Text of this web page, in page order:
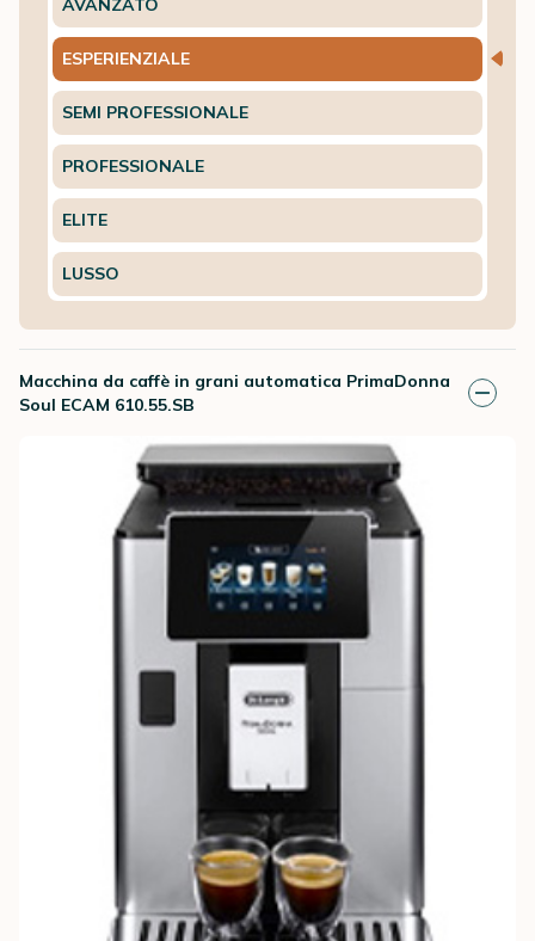
AVANZATO
ESPERIENZIALE
SEMI PROFESSIONALE
PROFESSIONALE
ELITE
LUSSO
Macchina da caffè in grani automatica PrimaDonna
Soul ECAM 610.55.SB